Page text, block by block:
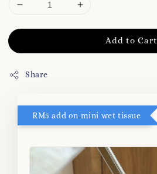
Add to Cart
Share
RM5 add on mini wet tissue